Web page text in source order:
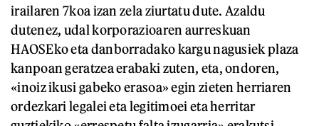
irailaren 7koa izan zela ziurtatu dute. Azaldu
dutenez, udal korporazioaren aurreskuan
HAOSEko eta danborradako kargu nagusiek plaza
kanpoan geratzea erabaki zuten, eta, ondoren,
«inoiz ikusi gabeko erasoa» egin zieten herriaren
ordezkari legalei eta legitimoei eta herritar